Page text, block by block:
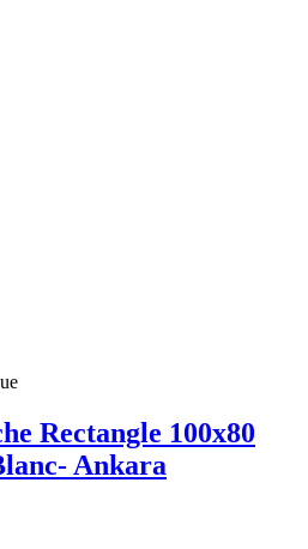
Rectangle 100x80
Ankara